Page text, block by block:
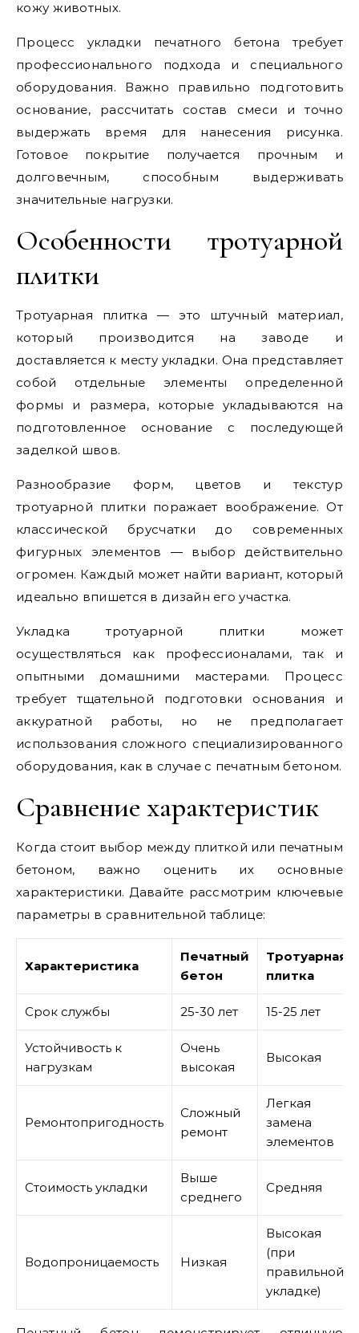
кожу животных.
Процесс укладки печатного бетона требует
профессионального подхода и специального
оборудования. Важно правильно подготовить
основание, рассчитать состав смеси и точно
выдержать время для нанесения рисунка.
Готовое покрытие получается прочным и
долговечным, способным выдерживать
значительные нагрузки.
Особенности тротуарной
плитки
Тротуарная плитка — это штучный материал,
который производится на заводе и
доставляется к месту укладки. Она представляет
собой отдельные элементы определенной
формы и размера, которые укладываются на
подготовленное основание с последующей
заделкой швов.
Разнообразие форм, цветов и текстур
тротуарной плитки поражает воображение. От
классической брусчатки до современных
фигурных элементов — выбор действительно
огромен. Каждый может найти вариант, который
идеально впишется в дизайн его участка.
Укладка тротуарной плитки может
осуществляться как профессионалами, так и
опытными домашними мастерами. Процесс
требует тщательной подготовки основания и
аккуратной работы, но не предполагает
использования сложного специализированного
оборудования, как в случае с печатным бетоном.
Сравнение характеристик
Когда стоит выбор между плиткой или печатным
бетоном, важно оценить их основные
характеристики. Давайте рассмотрим ключевые
параметры в сравнительной таблице:
Характеристика
Печатный
бетон
Тротуарная
плитка
Срок службы 25-30 лет 15-25 лет
Устойчивость к
нагрузкам
Очень
высокая
Высокая
Ремонтопригодность
Сложный
ремонт
Легкая
замена
элементов
Стоимость укладки
Выше
среднего
Средняя
Водопроницаемость Низкая
Высокая
(при
правильной
укладке)